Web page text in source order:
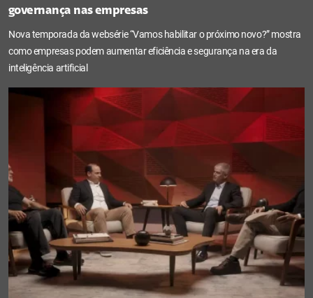
governança nas empresas
Nova temporada da websérie “Vamos habilitar o próximo novo?” mostra
como empresas podem aumentar eficiência e segurança na era da
inteligência artificial